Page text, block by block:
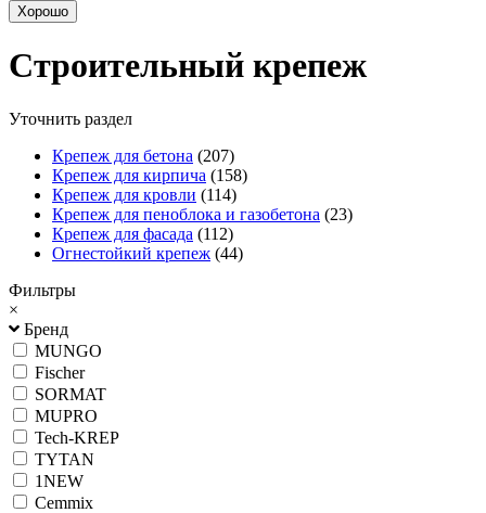
Хорошо
Строительный крепеж
Уточнить раздел
Крепеж для бетона (207)
Крепеж для кирпича (158)
Крепеж для кровли (114)
Крепеж для пеноблока и газобетона (23)
Крепеж для фасада (112)
Огнестойкий крепеж (44)
Фильтры
×
Бренд
MUNGO
Fischer
SORMAT
MUPRO
Tech-KREP
TYTAN
1NEW
Cemmix